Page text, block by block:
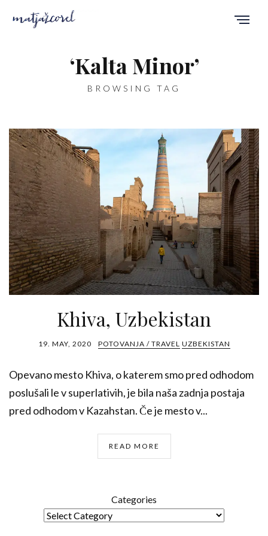
‘Kalta Minor’
BROWSING TAG
Khiva, Uzbekistan
19. MAY, 2020 POTOVANJA / TRAVEL UZBEKISTAN
Opevano mesto Khiva, o katerem smo pred odhodom
poslušali le v superlativih, je bila naša zadnja postaja
pred odhodom v Kazahstan. Če je mesto v...
READ MORE
Categories